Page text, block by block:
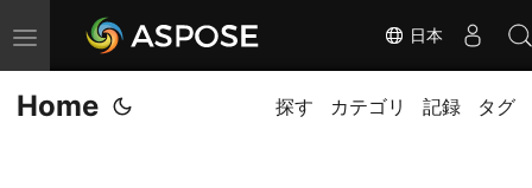
ナ
ビ
ゲ
日本
Home 探す カテゴリ 記録 タグ